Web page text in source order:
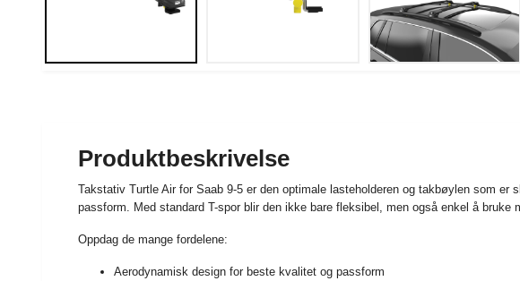
Produktbeskrivelse
Takstativ Turtle Air for Saab 9-5 er den optimale lasteholderen og takbøylen som
passform. Med standard T-spor blir den ikke bare fleksibel, men også enkel å bruke
Oppdag de mange fordelene:
Aerodynamisk design for beste kvalitet og passform